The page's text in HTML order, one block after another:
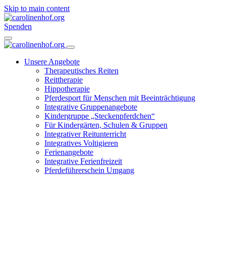
Skip to main content
Spenden
Unsere Angebote
Therapeutisches Reiten
Reittherapie
Hippotherapie
Pferdesport für Menschen mit Beeinträchtigung
Integrative Gruppenangebote
Kindergruppe „Steckenpferdchen“
Für Kindergärten, Schulen & Gruppen
Integrativer Reitunterricht
Integratives Voltigieren
Ferienangebote
Integrative Ferienfreizeit
Pferdeführerschein Umgang